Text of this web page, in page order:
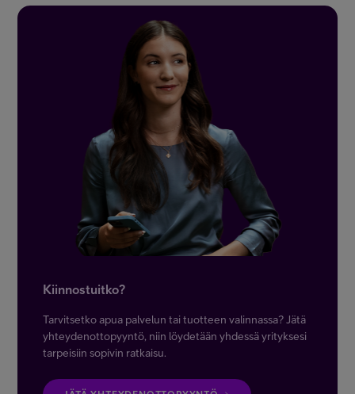
Kiinnostuitko?
Tarvitsetko apua palvelun tai tuotteen valinnassa? Jätä
yhteydenottopyyntö, niin löydetään yhdessä yrityksesi
tarpeisiin sopivin ratkaisu.